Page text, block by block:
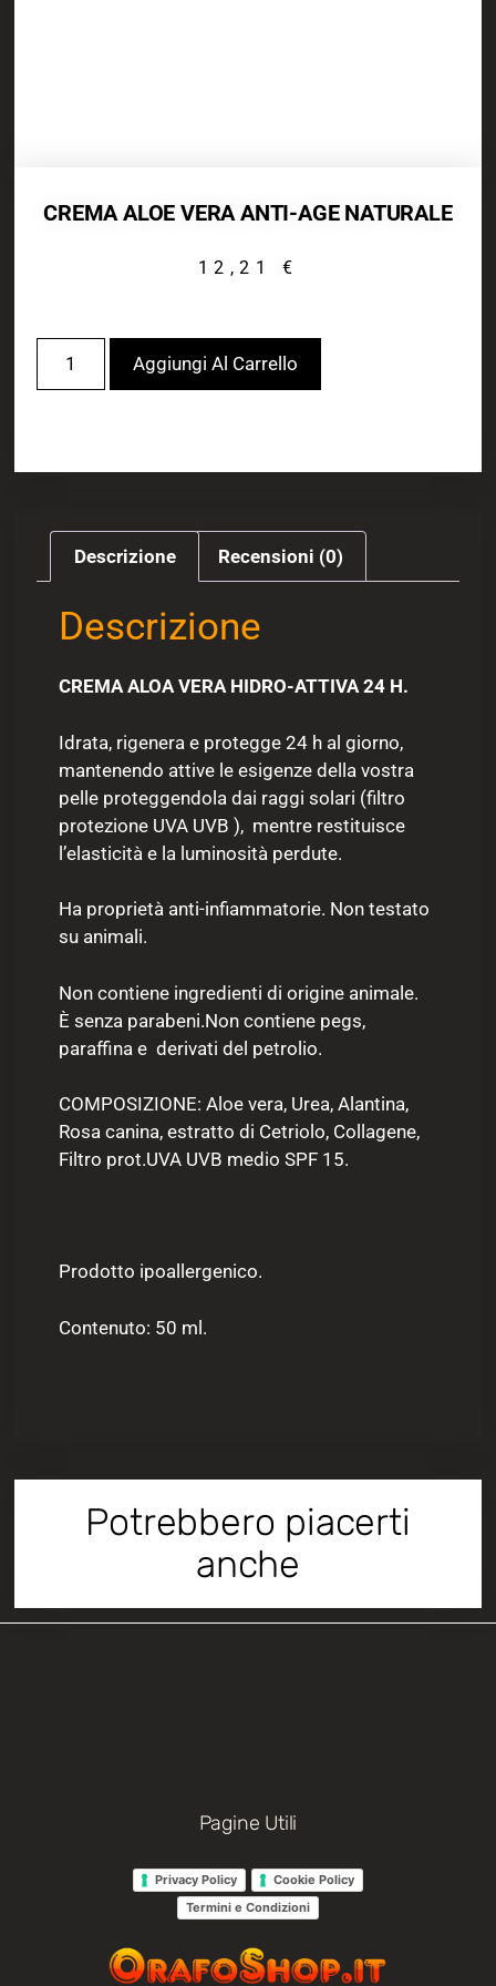
CREMA ALOE VERA ANTI-AGE NATURALE
12,21 €
Aggiungi Al Carrello
Descrizione Recensioni (0)
Descrizione
CREMA ALOA VERA HIDRO-ATTIVA 24 H.
Idrata, rigenera e protegge 24 h al giorno,
mantenendo attive le esigenze della vostra
pelle proteggendola dai raggi solari (filtro
protezione UVA UVB ), mentre restituisce
l’elasticità e la luminosità perdute.
Ha proprietà anti-infiammatorie. Non testato
su animali.
Non contiene ingredienti di origine animale.
È senza parabeni.Non contiene pegs,
paraffina e derivati del petrolio.
COMPOSIZIONE: Aloe vera, Urea, Alantina,
Rosa canina, estratto di Cetriolo, Collagene,
Filtro prot.UVA UVB medio SPF 15.
Prodotto ipoallergenico.
Contenuto: 50 ml.
Potrebbero piacerti
anche
Pagine Utili
Privacy Policy
Cookie Policy
Termini e Condizioni